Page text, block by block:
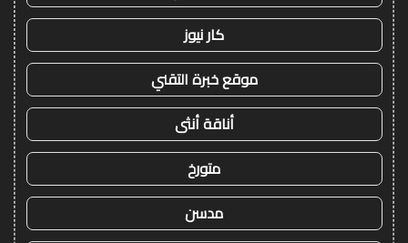
كار نيوز
موقع خبرة التقني
أناقة أنثى
متورخ
مدسن